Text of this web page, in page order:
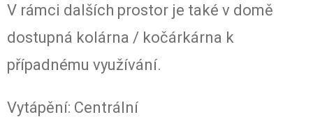
V rámci dalších prostor je také v domě
dostupná kolárna / kočárkárna k
případnému využívání.
Vytápění: Centrální